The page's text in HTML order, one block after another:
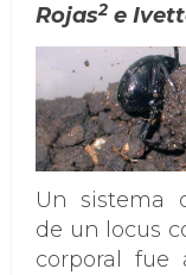
Rojas2 e
Un sistema
de un locus
corporal fue